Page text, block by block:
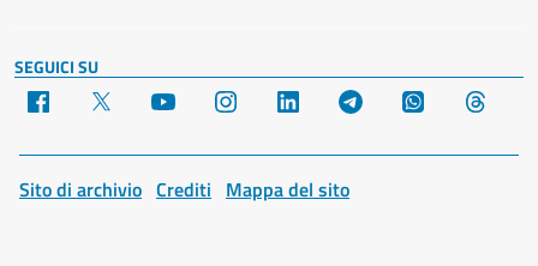
SEGUICI SU
Facebook YouTube Instagram LinkedIn Telegram WhatsApp
Sito di archivio Crediti Mappa del sito